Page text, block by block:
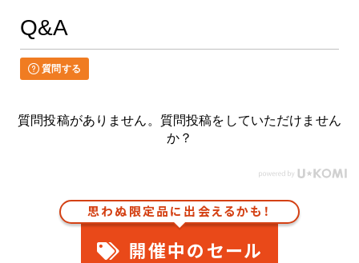
Q&A
質問する
質問投稿がありません。質問投稿をしていただけません
か？
思わぬ限定品に出会えるかも！
開催中のセール